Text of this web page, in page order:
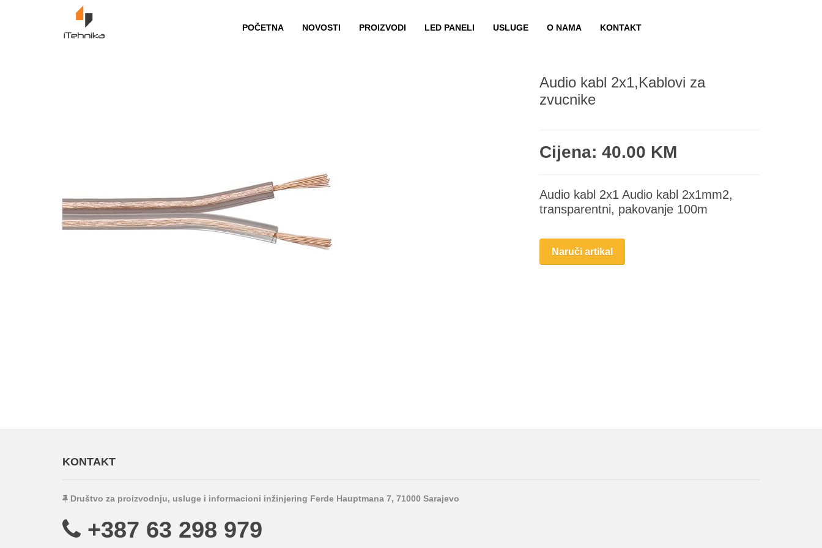
https://itehnika.ba/proizvodi
POČETNA NOVOSTI PROIZVODI LED PANELI USLUGE O NAMA KONTAKT
Audio kabl 2x1,Kablovi za
zvucnike
Cijena: 40.00 KM
Audio kabl 2x1 Audio kabl 2x1mm2,
transparentni, pakovanje 100m
Naruči artikal
KONTAKT
Društvo za proizvodnju, usluge i informacioni inžinjering Ferde Hauptmana 7, 71000 Sarajevo
+387 63 298 979